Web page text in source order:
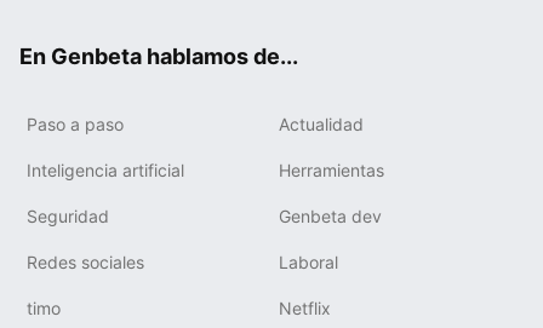
En Genbeta hablamos de...
Paso a paso Actualidad
Inteligencia artificial Herramientas
Seguridad Genbeta dev
Redes sociales Laboral
timo Netflix